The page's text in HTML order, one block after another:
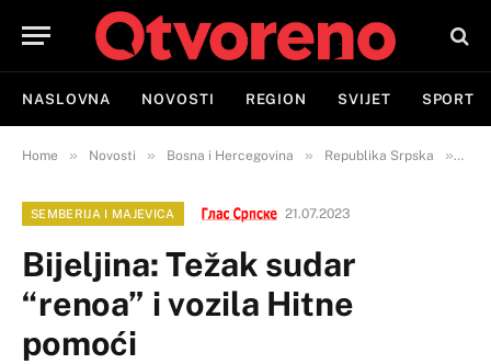
NASLOVNA NOVOSTI REGION SVIJET SPORT
Home » Novosti » Bosna i Hercegovina » Republika Srpska »
SEMBERIJA I MAJEVICA 21.07.2023
Bijeljina: Težak sudar
“renoa” i vozila Hitne
pomoći